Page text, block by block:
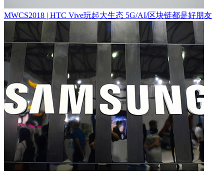
MWCS2018 | HTC Vive玩起大生态 5G/AI/区块链都是好朋友